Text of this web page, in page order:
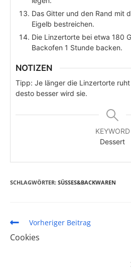
Das Gitter und den Rand mit
Eigelb bestreichen.
Die Linzertorte bei etwa 180
Backofen 1 Stunde backen.
NOTIZEN
Tipp: Je länger die Linzertorte
desto besser wird sie.
KEYWORD
Dessert
SCHLAGWÖRTER: SÜSSES&BACKWAREN
Weitere Artikel ansehen
Vorheriger Beitrag
Cookies